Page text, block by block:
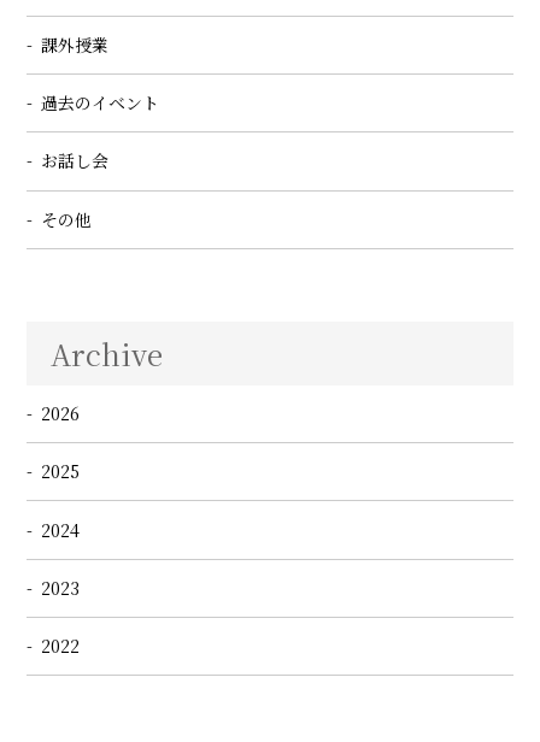
課外授業
過去のイベント
お話し会
その他
Archive
2026
2025
2024
2023
2022